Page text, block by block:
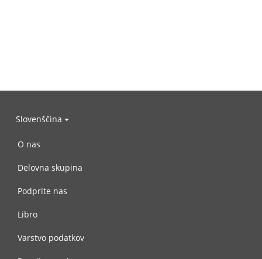
Slovenščina
O nas
Delovna skupina
Podprite nas
Libro
Varstvo podatkov